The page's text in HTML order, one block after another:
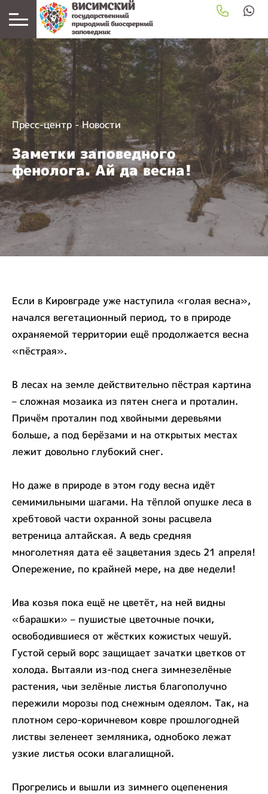
Пресс-центр -Новости
Заметки заповедного
фенолога. Ай да весна!
Если в Кировграде уже наступила «голая весна»,
начался вегетационный период, то в природе
охраняемой территории ещё продолжается весна
«пёстрая».
В лесах на земле действительно пёстрая картина
– сложная мозаика из пятен снега и проталин.
Причём проталин под хвойными деревьями
больше, а под берёзами и на открытых местах
лежит довольно глубокий снег.
Но даже в природе в этом году весна идёт
семимильными шагами. На тёплой опушке леса в
хребтовой части охранной зоны расцвела
ветреница алтайская. А ведь средняя
многолетняя дата её зацветания здесь 21 апреля!
Опережение, по крайней мере, на две недели!
Ива козья пока ещё не цветёт, на ней видны
«барашки» – пушистые цветочные почки,
освободившиеся от жёстких кожистых чешуй.
Густой серый ворс защищает зачатки цветков от
холода. Вытаяли из-под снега зимнезелёные
растения, чьи зелёные листья благополучно
пережили морозы под снежным одеялом. Так, на
плотном серо-коричневом ковре прошлогодней
листвы зеленеет земляника, однобоко лежат
узкие листья осоки влагалищной.
Прогрелись и вышли из зимнего оцепенения